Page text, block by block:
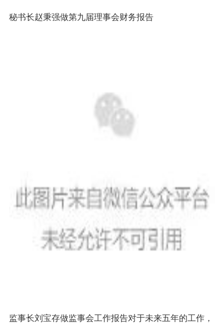
秘书长赵秉强做第九届理事会财务报告
监事长刘宝存做监事会工作报告对于未来五年的工作，